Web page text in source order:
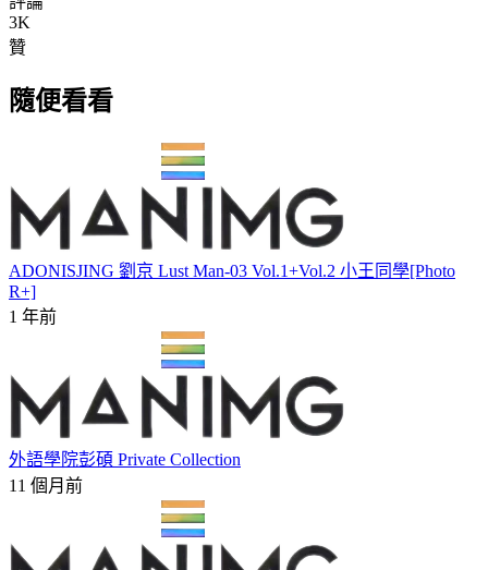
3K
贊
隨便看看
ADONISJING 劉京 Lust Man-03 Vol.1+Vol.2 小王同學[Photo
R+]
1 年前
外語學院彭碩 Private Collection
11 個月前